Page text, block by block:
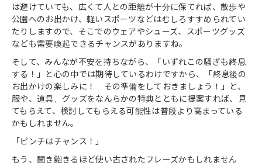
は避けていても、広くて人との距離が十分に保てれば、散歩や
公園へのお出かけ、軽いスポーツなどはむしろすすめられてい
たりしますので、そこでのウェアやシューズ、スポーツグッズ
なども需要喚起できるチャンスがありますね。
そして、みんなが不安を持ちながら、「いずれこの騒ぎも終息
する！」と心の中では期待しているわけですから、「終息後の
お出かけの楽しみに！ その準備をしておきましょう！」と、
服や、道具、グッズをなんらかの特典とともに提案すれば、見
てもらえて、検討してもらえる可能性は普段より高まっている
かもしれません。
「ピンチはチャンス！」
もう、聞き飽きるほど使い古されたフレーズかもしれません